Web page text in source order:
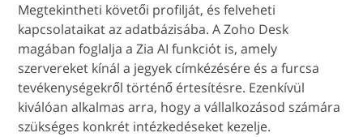
Megtekintheti követői profilját, és felveheti
kapcsolataikat az adatbázisába. A Zoho Desk
magában foglalja a Zia AI funkciót is, amely
szervereket kínál a jegyek címkézésére és a furcsa
tevékenységekről történő értesítésre. Ezenkívül
kiválóan alkalmas arra, hogy a vállalkozásod számára
szükséges konkrét intézkedéseket kezelje.